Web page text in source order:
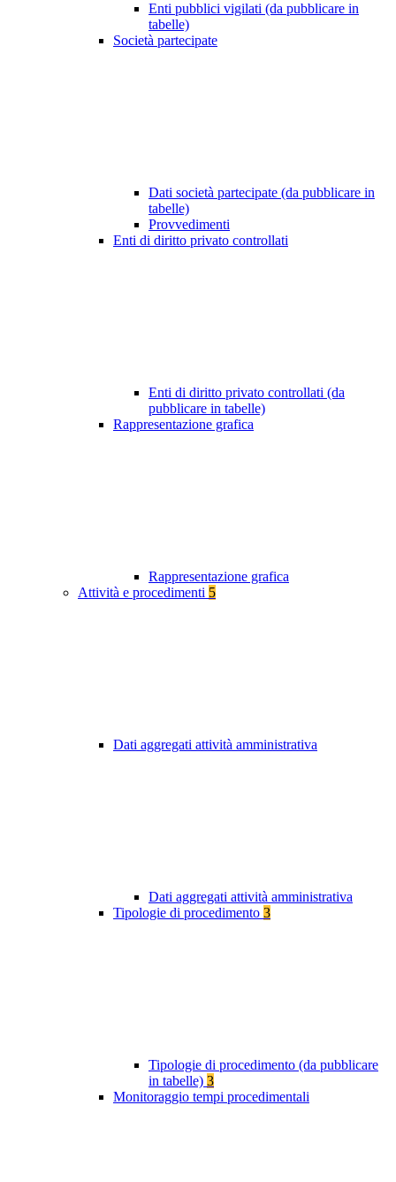
Enti pubblici vigilati (da pubblicare in
tabelle)
Società partecipate
Dati società partecipate (da pubblicare in
tabelle)
Provvedimenti
Enti di diritto privato controllati
Enti di diritto privato controllati (da
pubblicare in tabelle)
Rappresentazione grafica
Rappresentazione grafica
Attività e procedimenti 5
Dati aggregati attività amministrativa
Dati aggregati attività amministrativa
Tipologie di procedimento 3
Tipologie di procedimento (da pubblicare
in tabelle) 3
Monitoraggio tempi procedimentali